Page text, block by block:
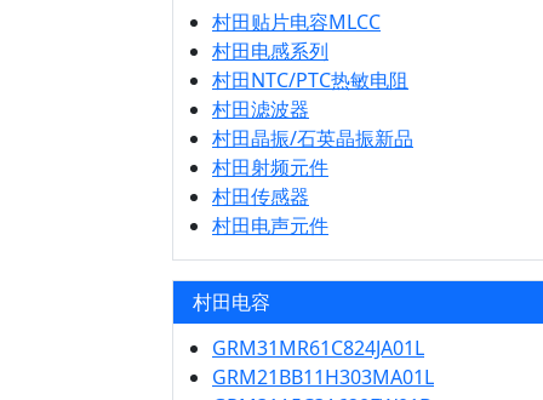
村田贴片电容MLCC
村田电感系列
村田NTC/PTC热敏电阻
村田滤波器
村田晶振/石英晶振新品
村田射频元件
村田传感器
村田电声元件
村田电容
GRM31MR61C824JA01L
GRM21BB11H303MA01L